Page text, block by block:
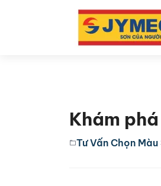
Khám
Tư Vấn Chọn Màu